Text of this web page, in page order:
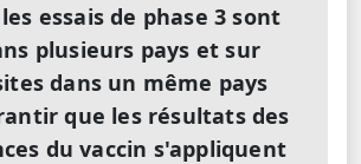
les essais de phase 3 sont
plusieurs pays et sur
dans un même pays
que les résultats des
du vaccin s'appliquent